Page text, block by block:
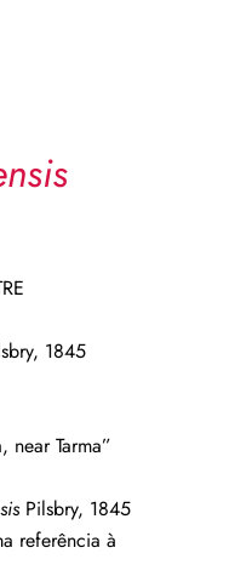
1845
near Tarma”
Pilsbry, 1845
referência à